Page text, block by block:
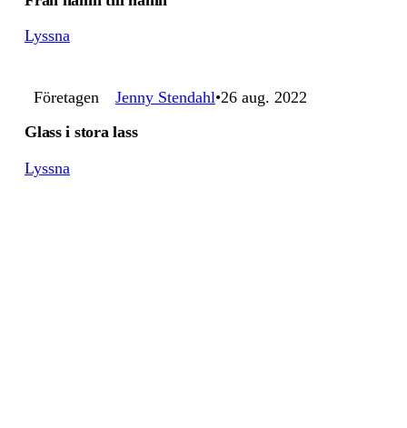
Lyssna
Företagen Jenny Stendahl 26 aug. 2022
Glass i stora lass
Lyssna